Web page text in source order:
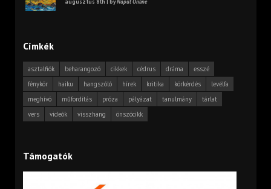
augusztus 8th | byNapút Online
Címkék
asztalfiók beharangozó cikkek cédrus dráma
esszé
fénykör
haiku hangszóló hírek kritika körkérdés
levélfa
meghívó
műfordítás próza pályázat tanulmány
tárlat
vers
videók visszhang önszócikk
Támogatók